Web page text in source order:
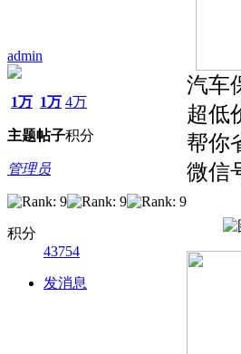
admin
1万
主题
1万
帖子
4万
积分
管理员
积分
43754
发消息
汽车
超低
帮
微信